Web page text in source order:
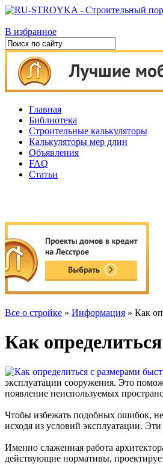
В избранное
Главная
Библиотека
Строительные калькуляторы
Калькуляторы мер длин
Объявления
FAQ
Статьи
Все о стройке » Информация » Как
Как
эксплуатации сооружения. Это
появление неиспользуемых
Чтобы избежать подобных ошибок,
исходя из условий эксплуатации.
Именно слаженная работа
действующие нормативы,